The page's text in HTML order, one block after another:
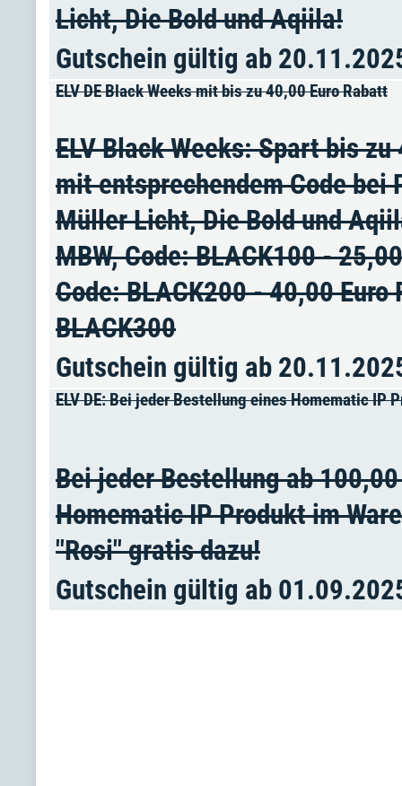
Licht, Die Bold und Aqiila!
Gutschein gültig ab
ELV DE Black Weeks mit bis zu 40,00 Euro Rabatt
ELV Black Weeks: Spart bis
mit entsprechendem Code bei
Müller Licht, Die Bold und
MBW, Code: BLACK100 -
Code: BLACK200 - 40,00 Euro
BLACK300
Gutschein gültig ab
ELV DE: Bei jeder Bestellung eines Homematic IP
Bei jeder Bestellung ab
Homematic IP Produkt im
"Rosi" gratis dazu!
Gutschein gültig ab